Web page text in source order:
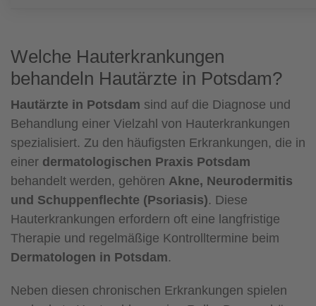
Welche Hauterkrankungen
behandeln Hautärzte in Potsdam?
Hautärzte in Potsdam sind auf die Diagnose und
Behandlung einer Vielzahl von Hauterkrankungen
spezialisiert. Zu den häufigsten Erkrankungen, die in
einer dermatologischen Praxis Potsdam
behandelt werden, gehören Akne, Neurodermitis
und Schuppenflechte (Psoriasis). Diese
Hauterkrankungen erfordern oft eine langfristige
Therapie und regelmäßige Kontrolltermine beim
Dermatologen in Potsdam.
Neben diesen chronischen Erkrankungen spielen